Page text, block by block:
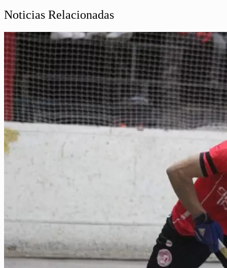
Noticias Relacionadas